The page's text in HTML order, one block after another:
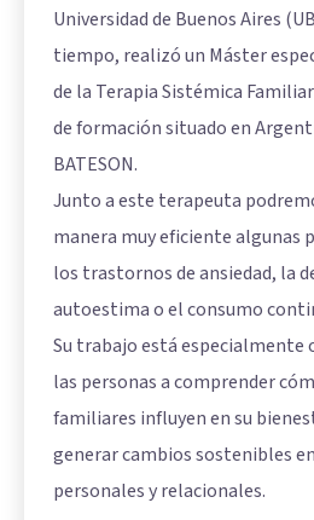
Universidad de Buenos Aires
tiempo, realizó un Máster
de la Terapia Sistémica
de formación situado en
BATESON.
Junto a este terapeuta
manera muy eficiente algunas
los trastornos de ansiedad, la
autoestima o el consumo
Su trabajo está especialmente
las personas a comprender
familiares influyen en su
generar cambios sostenibles
personales y relacionales.